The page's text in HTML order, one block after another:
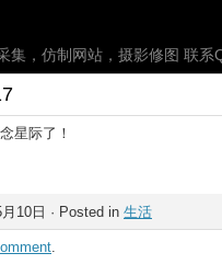
集，仿制网站，摄影修图 联系
星际了！
10日 · Posted in 生活
.